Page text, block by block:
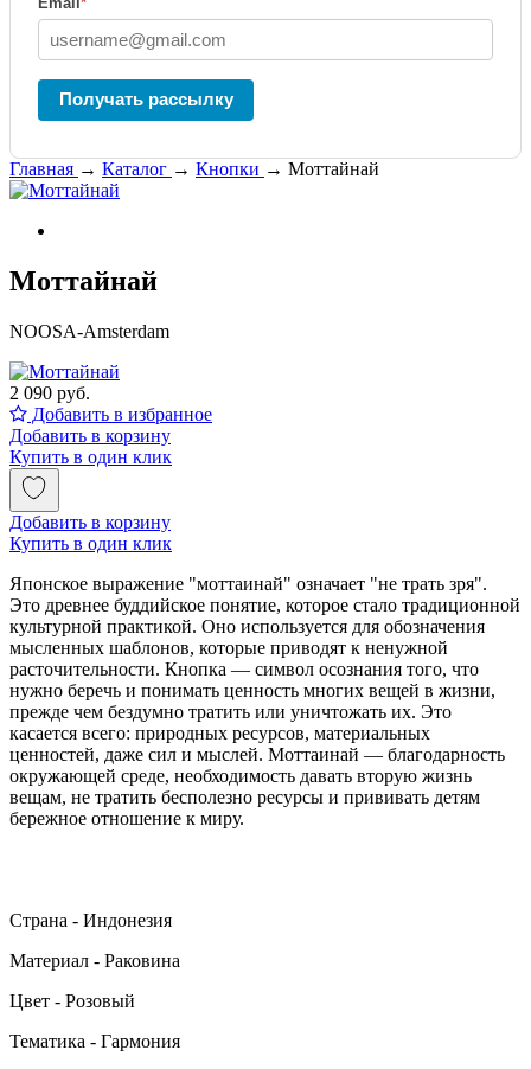
Получать рассылку
Главная → Каталог → Кнопки → Моттайнай
Моттайнай
NOOSA-Amsterdam
2 090 руб.
Добавить в избранное
Добавить в корзину
Купить в один клик
Добавить в корзину
Купить в один клик
Японское выражение "моттаинай" означает "не трать зря".
Это древнее буддийское понятие, которое стало традиционной
культурной практикой. Оно используется для обозначения
мысленных шаблонов, которые приводят к ненужной
расточительности. Кнопка — символ осознания того, что
нужно беречь и понимать ценность многих вещей в жизни,
прежде чем бездумно тратить или уничтожать их. Это
касается всего: природных ресурсов, материальных
ценностей, даже сил и мыслей. Моттаинай — благодарность
окружающей среде, необходимость давать вторую жизнь
вещам, не тратить бесполезно ресурсы и прививать детям
бережное отношение к миру.
Страна - Индонезия
Материал - Раковина
Цвет - Розовый
Тематика - Гармония